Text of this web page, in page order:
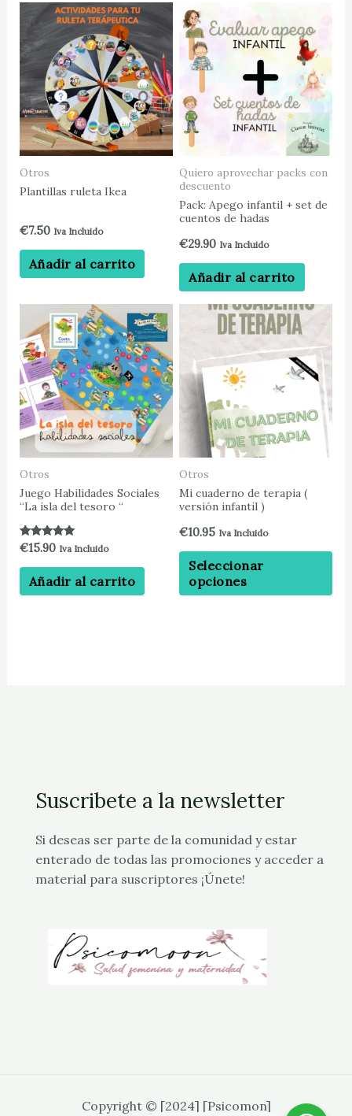
Otros
Plantillas ruleta Ikea
€7.50 Iva Incluido
Añadir al carrito
Quiero aprovechar packs con
descuento
Pack: Apego infantil + set de
cuentos de hadas
€29.90 Iva Incluido
Añadir al carrito
Otros
Juego Habilidades Sociales
“La isla del tesoro “
Valorado con
de 5
€15.90 Iva Incluido
Añadir al carrito
Otros
Mi cuaderno de terapia (
versión infantil )
€10.95 Iva Incluido
Seleccionar
opciones
Suscribete a la newsletter
Si deseas ser parte de la comunidad y estar
enterado de todas las promociones y acceder a
material para suscriptores ¡Únete!
Copyright © [2024] [Psicomon]